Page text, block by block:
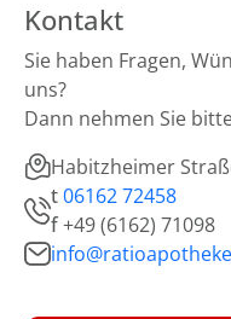
Kontakt
Sie haben Fragen,
uns?
Dann nehmen Sie
Habitzheimer
t06162 72458
f+49 (6162) 71098